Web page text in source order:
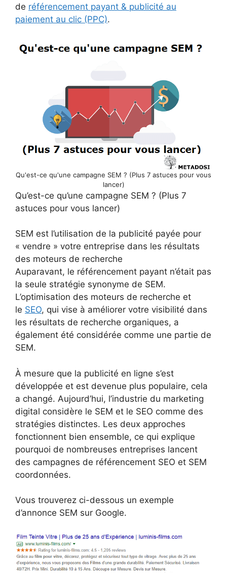
de référencement payant & publicité au
paiement au clic (PPC).
Qu'est-ce qu'une campagne SEM ? (Plus 7 astuces pour vous
lancer)
Qu’est-ce qu’une campagne SEM ? (Plus 7
astuces pour vous lancer)
SEM est l’utilisation de la publicité payée pour
« vendre » votre entreprise dans les résultats
des moteurs de recherche
Auparavant, le référencement payant n’était pas
la seule stratégie synonyme de SEM.
L’optimisation des moteurs de recherche et
le SEO, qui vise à améliorer votre visibilité dans
les résultats de recherche organiques, a
également été considérée comme une partie de
SEM.
À mesure que la publicité en ligne s’est
développée et est devenue plus populaire, cela
a changé. Aujourd’hui, l’industrie du marketing
digital considère le SEM et le SEO comme des
stratégies distinctes. Les deux approches
fonctionnent bien ensemble, ce qui explique
pourquoi de nombreuses entreprises lancent
des campagnes de référencement SEO et SEM
coordonnées.
Vous trouverez ci-dessous un exemple
d’annonce SEM sur Google.